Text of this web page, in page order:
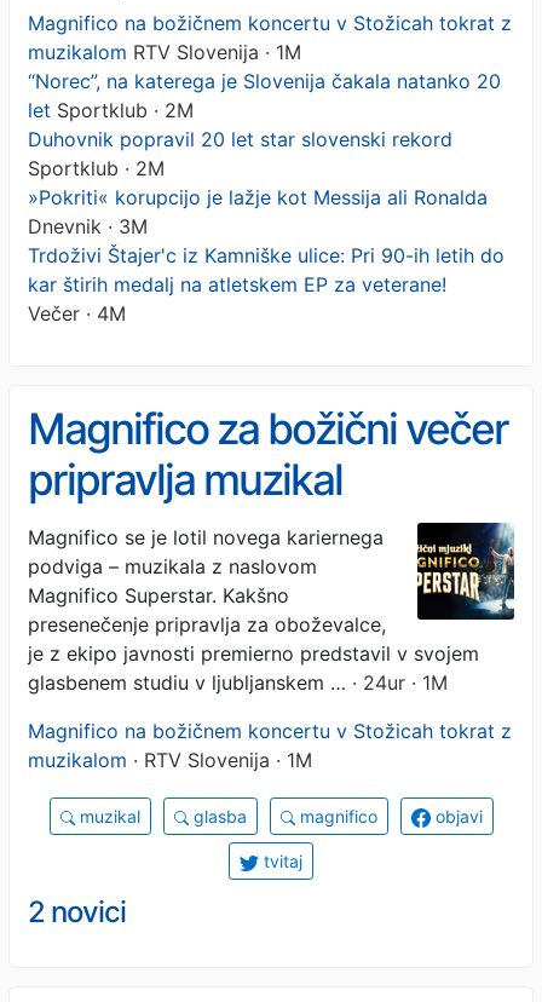
Magnifico na božičnem koncertu v Stožicah tokrat z
muzikalom RTV Slovenija · 1M
“Norec”, na katerega je Slovenija čakala natanko 20
let Sportklub · 2M
Duhovnik popravil 20 let star slovenski rekord
Sportklub · 2M
»Pokriti« korupcijo je lažje kot Messija ali Ronalda
Dnevnik · 3M
Trdoživi Štajer'c iz Kamniške ulice: Pri 90-ih letih do
kar štirih medalj na atletskem EP za veterane!
Večer · 4M
Magnifico za božični večer
pripravlja muzikal
Magnifico Superstar
Magnifico se je lotil novega kariernega
podviga – muzikala z naslovom
Magnifico Superstar. Kakšno
presenečenje pripravlja za oboževalce,
je z ekipo javnosti premierno predstavil v svojem
glasbenem studiu v ljubljanskem … · 24ur · 1M
Magnifico na božičnem koncertu v Stožicah tokrat z
muzikalom · RTV Slovenija · 1M
muzikal glasba magnifico objavi
tvitaj
2 novici